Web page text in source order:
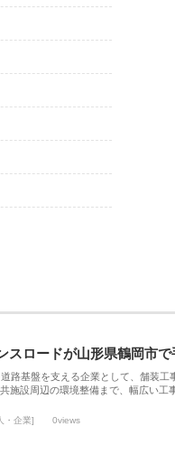
スロードが山形県鶴岡市
路基盤を支える企業として、舗装
施設周辺の環境整備まで、幅広い工
・企業] 0views